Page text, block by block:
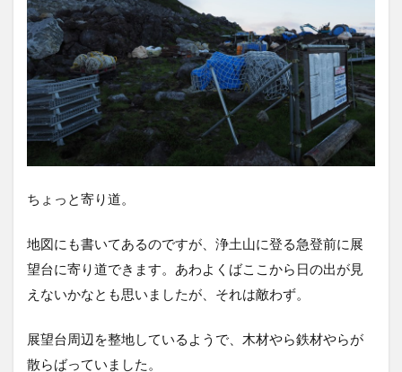
ちょっと寄り道。
地図にも書いてあるのですが、浄土山に登る急登前に展
望台に寄り道できます。あわよくばここから日の出が見
えないかなとも思いましたが、それは敵わず。
展望台周辺を整地しているようで、木材やら鉄材やらが
散らばっていました。